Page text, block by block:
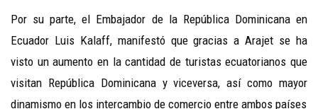
Por su parte, el Embajador de la República Dominicana en
Ecuador Luis Kalaff, manifestó que gracias a Arajet se ha
visto un aumento en la cantidad de turistas ecuatorianos que
visitan República Dominicana y viceversa, así como mayor
dinamismo en los intercambio de comercio entre ambos países